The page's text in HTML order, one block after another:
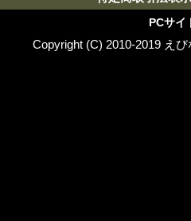
PCサイ
Copyright (C) 2010-2019 え